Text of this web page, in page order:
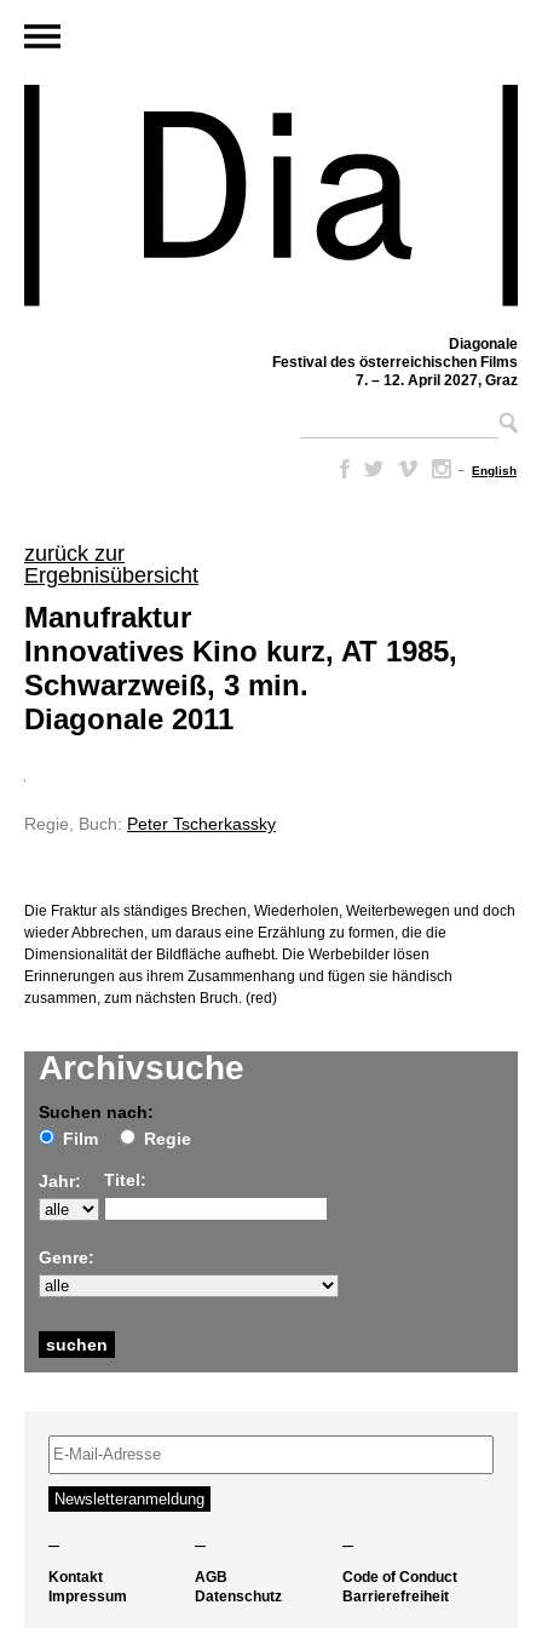
Diagonale
Festival des österreichischen Films
7. – 12. April 2027, Graz
– English
zurück zur
Ergebnisübersicht
Archivsuche
Suchen nach:
Film
Regie
Jahr: Titel:
Genre:
Manufraktur
Innovatives Kino kurz, AT 1985,
Schwarzweiß, 3 min.
Diagonale 2011
Regie, Buch: Peter Tscherkassky
Die Fraktur als ständiges Brechen, Wiederholen, Weiterbewegen und doch
wieder Abbrechen, um daraus eine Erzählung zu formen, die die
Dimensionalität der Bildfläche aufhebt. Die Werbebilder lösen
Erinnerungen aus ihrem Zusammenhang und fügen sie händisch
zusammen, zum nächsten Bruch. (red)
– – –
Kontakt
Impressum
AGB
Datenschutz
Code of Conduct
Barrierefreiheit